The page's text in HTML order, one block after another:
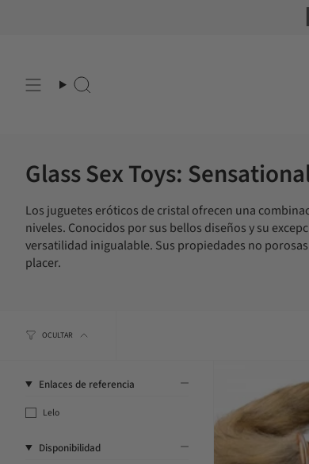
Buscar
Glass Sex Toys:
Los juguetes eróticos de cristal ofrecen una
niveles. Conocidos por sus bellos diseños y su
versatilidad inigualable. Sus propiedades no
placer.
OCULTAR
Enlaces de referencia
Lelo
Disponibilidad